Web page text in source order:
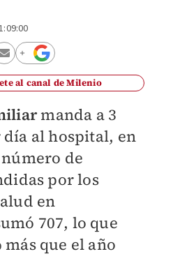
al canal de Milenio
manda a 3
día al hospital, en
número de
por los
en
707, lo que
que el año